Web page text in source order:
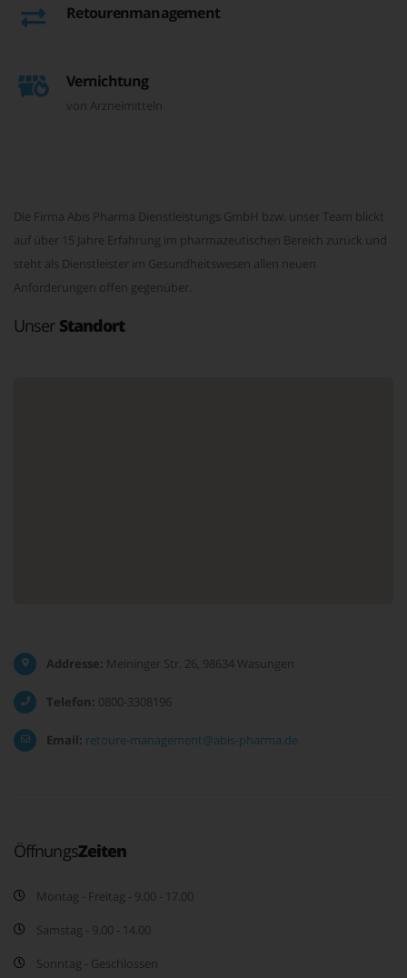
Retourenmanagement
Vernichtung
von Arzneimitteln
Die Firma Abis Pharma Dienstleistungs GmbH bzw. unser Team blickt
auf über 15 Jahre Erfahrung im pharmazeutischen Bereich zurück und
steht als Dienstleister im Gesundheitswesen allen neuen
Anforderungen offen gegenüber.
Unser Standort
Addresse: Meininger Str. 26, 98634 Wasungen
Telefon: 0800-3308196
Email: retoure-management@abis-pharma.de
ÖffnungsZeiten
Montag - Freitag - 9.00 - 17.00
Samstag - 9.00 - 14.00
Sonntag - Geschlossen